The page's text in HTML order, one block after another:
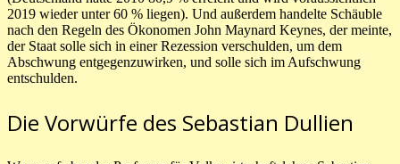
2019 wieder unter 60 % liegen). Und außerdem handelte Schäuble
nach den Regeln des Ökonomen John Maynard Keynes, der meinte,
der Staat solle sich in einer Rezession verschulden, um dem
Abschwung entgegenzuwirken, und solle sich im Aufschwung
entschulden.
Die Vorwürfe des Sebastian Dullien